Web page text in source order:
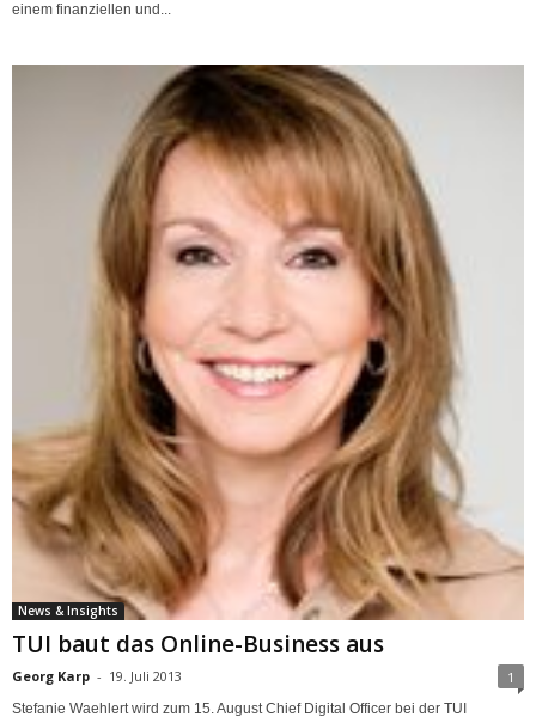
einem finanziellen und...
News & Insights
TUI baut das Online-Business aus
Georg Karp - 19. Juli 2013 1
Stefanie Waehlert wird zum 15. August Chief Digital Officer bei der TUI